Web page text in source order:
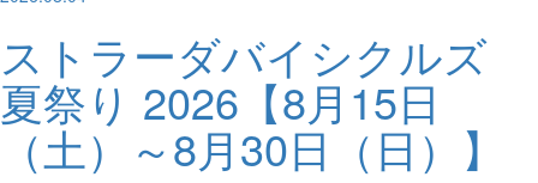
ストラーダバイシクルズ
夏祭り 2026【8月15日
（土）～8月30日（日）】